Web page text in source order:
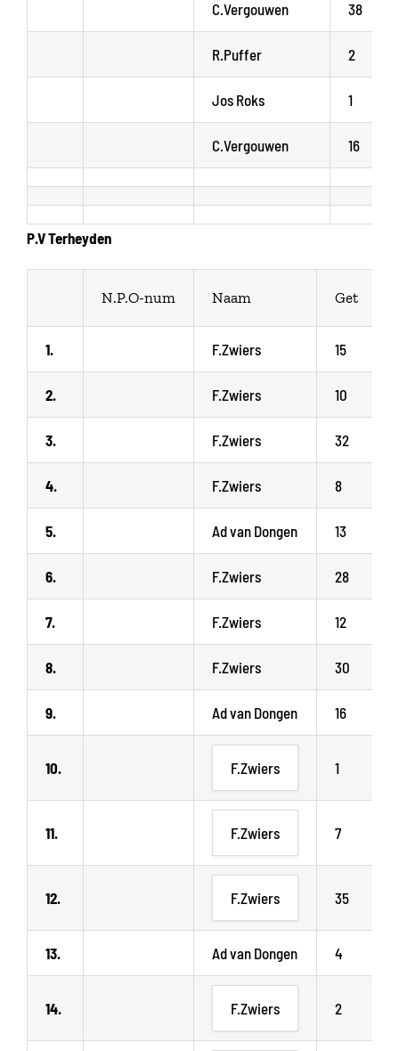
C.Vergouwen 38
R.Puffer 2
Jos Roks 1
C.Vergouwen 16
P.V Terheyden
N.P.O-num Naam Get
1. F.Zwiers 15
2. F.Zwiers 10
3. F.Zwiers 32
4. F.Zwiers 8
5. Ad van Dongen 13
6. F.Zwiers 28
7. F.Zwiers 12
8. F.Zwiers 30
9. Ad van Dongen 16
10. F.Zwiers 1
11. F.Zwiers 7
12. F.Zwiers 35
13. Ad van Dongen 4
14. F.Zwiers 2